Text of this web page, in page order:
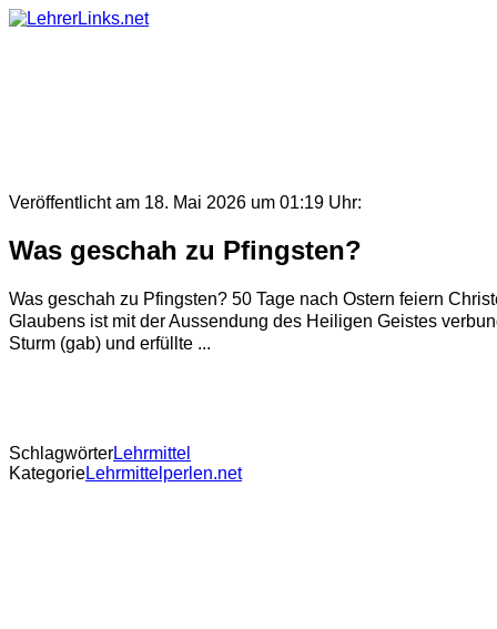
Skip
Veröffentlicht am 18. Mai 2026 um 01:19 Uhr:
Was geschah zu Pfingsten?
Was geschah zu Pfingsten? 50 Tage nach Ostern feiern
Glaubens ist mit der Aussendung des Heiligen Geistes
Sturm (gab) und erfüllte ...
SchlagwörterLehrmittel
KategorieLehrmittelperlen.net